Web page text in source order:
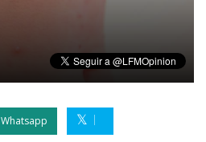
Whatsapp